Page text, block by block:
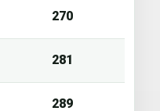
270
281
289